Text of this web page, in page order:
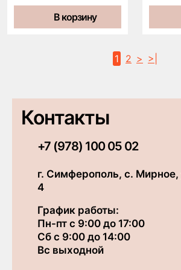
В корзину
1 2 > >|
Контакты
+7 (978) 100 05 02
г. Симферополь, с. Мирное,
4
График работы:
Пн-пт с 9:00 до 17:00
Сб с 9:00 до 14:00
Вс выходной